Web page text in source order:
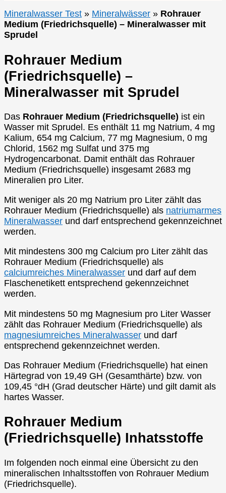
Mineralwasser Test » Mineralwässer » Rohrauer
Medium (Friedrichsquelle) – Mineralwasser mit
Sprudel
Rohrauer Medium
(Friedrichsquelle) –
Mineralwasser mit Sprudel
Das Rohrauer Medium (Friedrichsquelle) ist ein
Wasser mit Sprudel. Es enthält 11 mg Natrium, 4 mg
Kalium, 654 mg Calcium, 77 mg Magnesium, 0 mg
Chlorid, 1562 mg Sulfat und 375 mg
Hydrogencarbonat. Damit enthält das Rohrauer
Medium (Friedrichsquelle) insgesamt 2683 mg
Mineralien pro Liter.
Mit weniger als 20 mg Natrium pro Liter zählt das
Rohrauer Medium (Friedrichsquelle) als natriumarmes
Mineralwasser und darf entsprechend gekennzeichnet
werden.
Mit mindestens 300 mg Calcium pro Liter zählt das
Rohrauer Medium (Friedrichsquelle) als
calciumreiches Mineralwasser und darf auf dem
Flaschenetikett entsprechend gekennzeichnet
werden.
Mit mindestens 50 mg Magnesium pro Liter Wasser
zählt das Rohrauer Medium (Friedrichsquelle) als
magnesiumreiches Mineralwasser und darf
entsprechend gekennzeichnet werden.
Das Rohrauer Medium (Friedrichsquelle) hat einen
Härtegrad von 19,49 GH (Gesamthärte) bzw. von
109,45 °dH (Grad deutscher Härte) und gilt damit als
hartes Wasser.
Rohrauer Medium
(Friedrichsquelle) Inhatsstoffe
Im folgenden noch einmal eine Übersicht zu den
mineralischen Inhaltsstoffen von Rohrauer Medium
(Friedrichsquelle).